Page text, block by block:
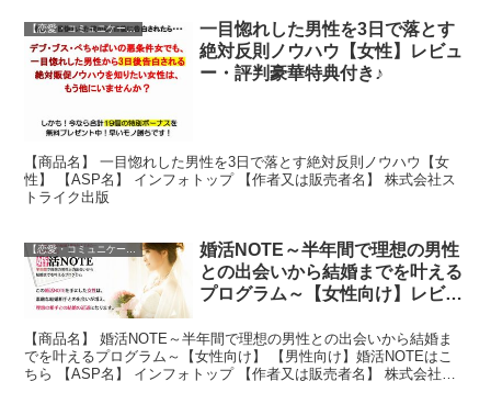
【恋愛・コミュニケーション】
一目惚れした男性を3日で落とす
絶対反則ノウハウ【女性】レビュ
ー・評判豪華特典付き♪
【商品名】 一目惚れした男性を3日で落とす絶対反則ノウハウ【女
性】 【ASP名】 インフォトップ 【作者又は販売者名】 株式会社ス
トライク出版
婚活NOTE～半年間で理想の男性
との出会いから結婚までを叶える
プログラム～【女性向け】レビュ
【商品名】 婚活NOTE～半年間で理想の男性との出会いから結婚ま
でを叶えるプログラム～【女性向け】 【男性向け】婚活NOTEはこ
ちら 【ASP名】 インフォトップ 【作者又は販売者名】 株式会社